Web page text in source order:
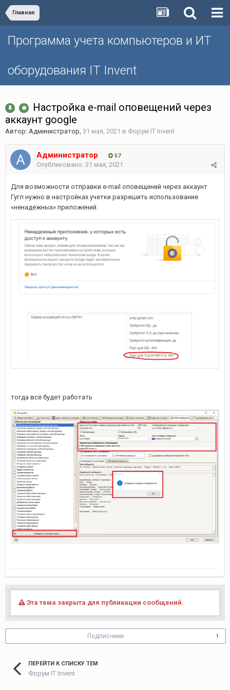
Главная
Программа учета компьютеров и ИТ
оборудования IT Invent
Настройка e-mail оповещений через
аккаунт google
Автор: Администратор, 31 мая, 2021 в Форум IT Invent
Администратор 57
Опубликовано: 31 мая, 2021
Для возможности отправки e-mail оповещений через аккаунт
Гугл нужно в настройках учетки разрешить использование
«ненадежных» приложений.
тогда всё будет работать
Эта тема закрыта для публикации сообщений.
Подписчики 1
ПЕРЕЙТИ К СПИСКУ ТЕМ
Форум IT Invent